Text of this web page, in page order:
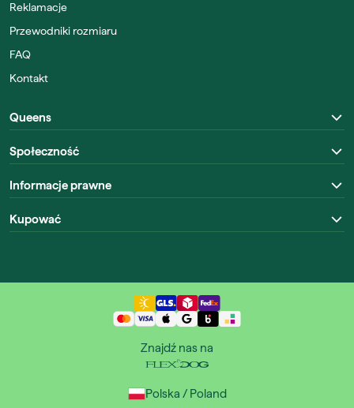
Reklamacje
Przewodniki rozmiaru
FAQ
Kontakt
Queens
Społeczność
Informacje prawne
Kupować
Znajdź nas na
Polska / Poland